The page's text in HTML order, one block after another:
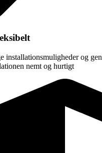
installationsmuligheder og
nemt og hurtigt